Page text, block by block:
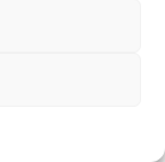
gratuita e